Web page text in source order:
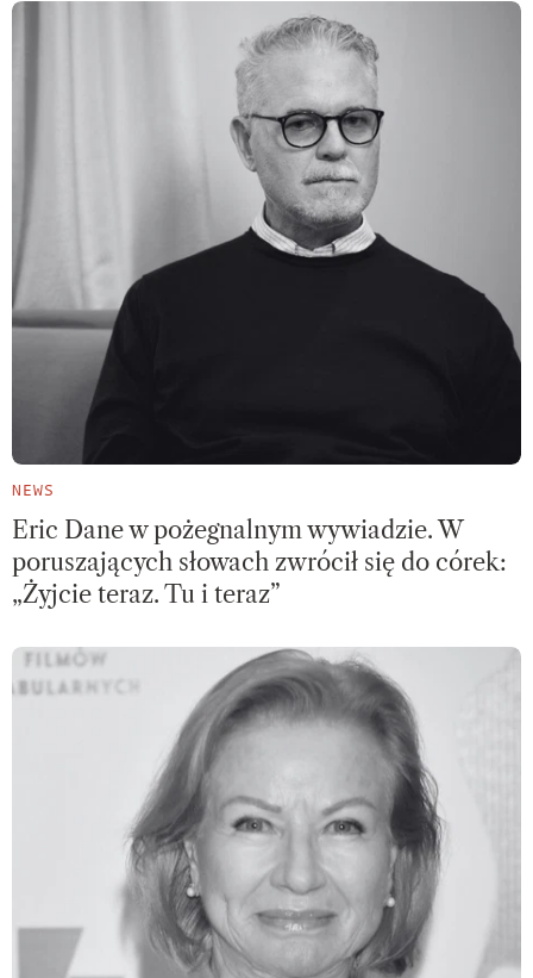
NEWS
Eric Dane w pożegnalnym wywiadzie. W
poruszających słowach zwrócił się do córek:
„Żyjcie teraz. Tu i teraz”